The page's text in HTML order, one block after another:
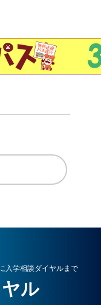
入学相談ダイヤルまで
ル